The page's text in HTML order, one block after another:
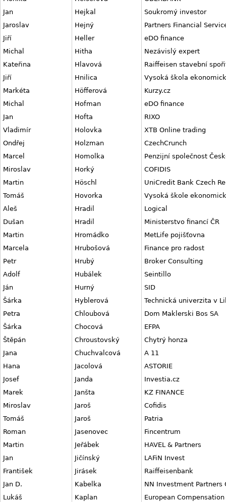
Jan
Hejkal
Soukromý investor
Jaroslav
Hejný
Partners Financial
Jiří
Heller
eDO finance
Michal
Hitha
Nezávislý expert
Kateřina
Hlavová
Raiffeisen stavební
Jiří
Hnilica
Vysoká škola
Markéta
Höfferová
Kurzy.cz
Michal
Hofman
eDO finance
Jan
Hofta
RIXO
Vladimír
Holovka
XTB Online trading
Ondřej
Holzman
CzechCrunch
Marcel
Homolka
Penzijní společnost
Miroslav
Horký
COFIDIS
Martin
Höschl
UniCredit Bank Czech
Tomáš
Hovorka
Vysoká škole
Aleš
Hradil
Logical
Dušan
Hradil
Ministerstvo financí ČR
Martin
Hromádko
MetLife pojišťovna
Marcela
Hrubošová
Finance pro radost
Petr
Hrubý
Broker Consulting
Adolf
Hubálek
Seintillo
Ján
Hurný
SID
Šárka
Hyblerová
Technická univerzita v
Petra
Chloubová
Dom Maklerski Bos SA
Šárka
Chocová
EFPA
Štěpán
Chroustovský
Chytrý honza
Jana
Chuchvalcová
A 11
Hana
Jacolová
ASTORIE
Josef
Janda
Investia.cz
Marek
Janšta
KZ FINANCE
Miroslav
Jaroš
Cofidis
Tomáš
Jaroš
Patria
Roman
Jasenovec
Fincentrum
Martin
Jeřábek
HAVEL & Partners
Jan
Jičínský
LAFiN Invest
František
Jirásek
Raiffeisenbank
Jan D.
Kabelka
NN Investment Partners
Lukáš
Kaplan
European